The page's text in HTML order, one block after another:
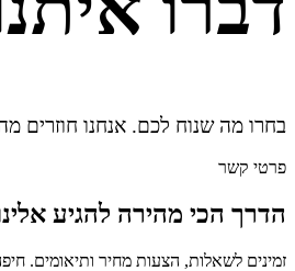
בחרו מה שנוח לכם. אנחנו חוזרים
פרטי קשר
הדרך הכי מהירה להגיע
זמינים לשאלות, הצעות מחיר ותיאומים.